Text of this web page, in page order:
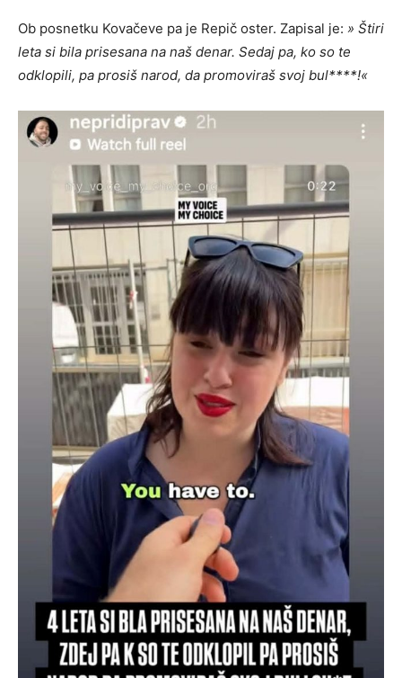
Ob posnetku Kovačeve pa je Repič oster. Zapisal je: » Štiri
leta si bila prisesana na naš denar. Sedaj pa, ko so te
odklopili, pa prosiš narod, da promoviraš svoj bul****!«